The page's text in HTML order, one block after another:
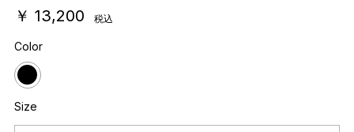
￥ 13,200 税込
Color
Size